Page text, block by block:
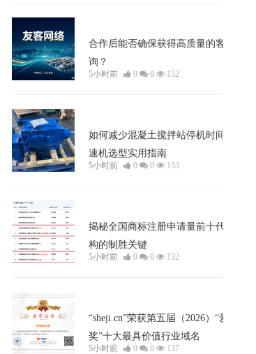
合作后能否确保获得高质量的客户咨
询？
5小时前 0 0 152
如何减少混凝土搅拌站停机时间？减
速机选型实用指南
5小时前 0 0 153
揭秘全国商标注册申请量前十代理机
构的制胜关键
5小时前 0 0 132
“sheji.cn”荣获第五届（2026）“爱名
奖”十大最具价值行业域名
5小时前 0 0 137